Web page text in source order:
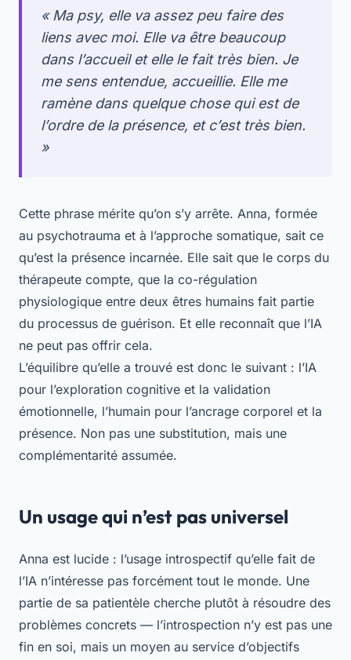
« Ma psy, elle va assez peu faire des
liens avec moi. Elle va être beaucoup
dans l’accueil et elle le fait très bien. Je
me sens entendue, accueillie. Elle me
ramène dans quelque chose qui est de
l’ordre de la présence, et c’est très bien.
»
Cette phrase mérite qu’on s’y arrête. Anna, formée
au psychotrauma et à l’approche somatique, sait ce
qu’est la présence incarnée. Elle sait que le corps du
thérapeute compte, que la co-régulation
physiologique entre deux êtres humains fait partie
du processus de guérison. Et elle reconnaît que l’IA
ne peut pas offrir cela.
L’équilibre qu’elle a trouvé est donc le suivant : l’IA
pour l’exploration cognitive et la validation
émotionnelle, l’humain pour l’ancrage corporel et la
présence. Non pas une substitution, mais une
complémentarité assumée.
Un usage qui n’est pas universel
Anna est lucide : l’usage introspectif qu’elle fait de
l’IA n’intéresse pas forcément tout le monde. Une
partie de sa patientèle cherche plutôt à résoudre des
problèmes concrets — l’introspection n’y est pas une
fin en soi, mais un moyen au service d’objectifs